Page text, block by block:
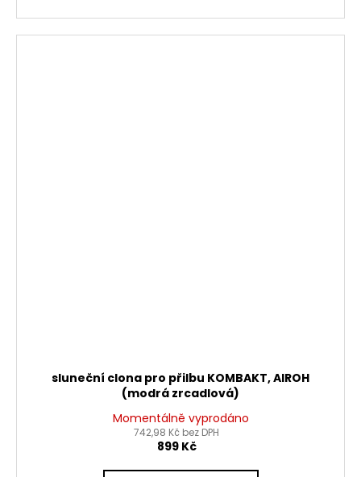
sluneční clona pro přilbu KOMBAKT, AIROH
(modrá zrcadlová)
Momentálně vyprodáno
742,98 Kč bez DPH
899 Kč